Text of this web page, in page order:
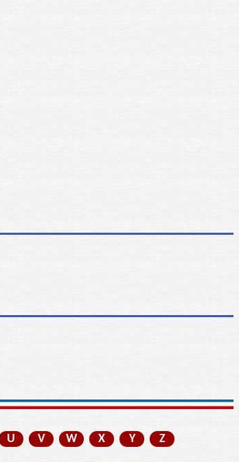
U V W X Y Z